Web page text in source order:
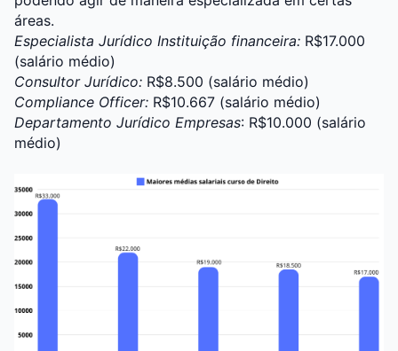
áreas.
Especialista Jurídico Instituição financeira: R$17.000
(salário médio)
Consultor Jurídico: R$8.500 (salário médio)
Compliance Officer: R$10.667 (salário médio)
Departamento Jurídico Empresas: R$10.000 (salário
médio)